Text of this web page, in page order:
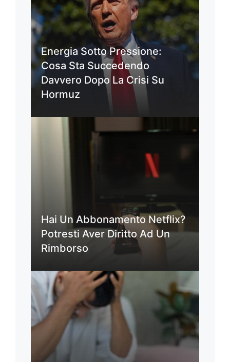
Energia Sotto Pressione:
Cosa Sta Succedendo
Davvero Dopo La Crisi Su
Hormuz
Hai Un Abbonamento Netflix?
Potresti Aver Diritto Ad Un
Rimborso